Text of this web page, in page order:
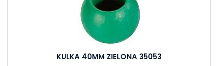
KULKA 40MM ZIELONA 35053